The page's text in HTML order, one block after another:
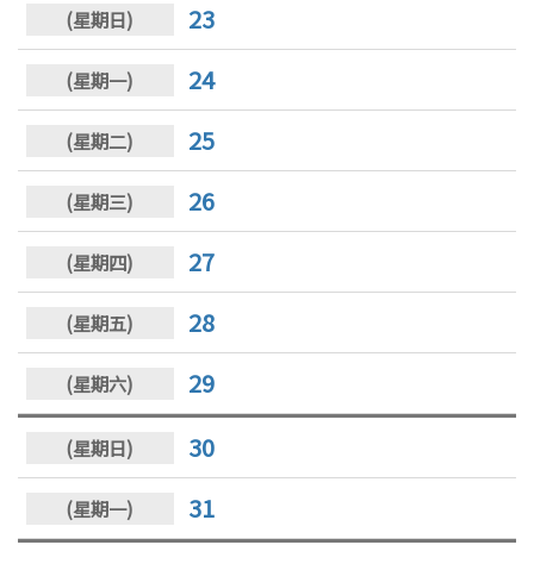
23
24
25
26
27
28
29
30
31